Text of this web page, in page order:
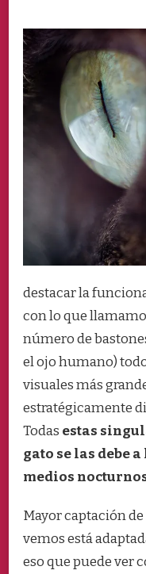
destacar la
con lo que
número de
el ojo humano)
visuales más
estratégicamente
Todas estas
gato se las debe
medios
Mayor captación
vemos está
eso que puede ver